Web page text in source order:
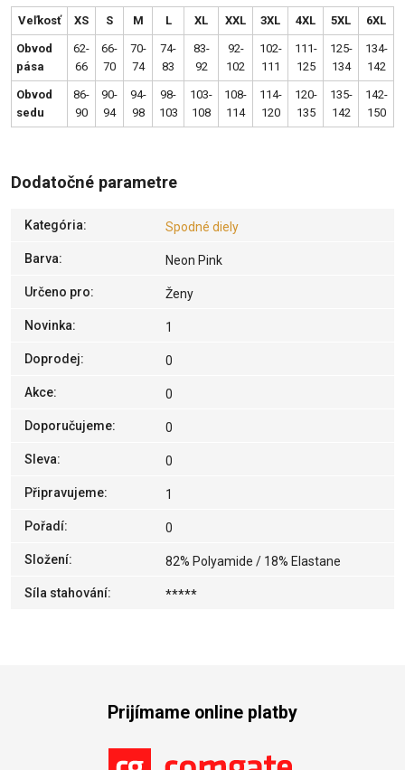
Veľkosť XS S M L XL XXL 3XL 4XL 5XL 6XL
Obvod
pása
62-
66
66-
70
70-
74
74-
83
83-
92
92-
102
102-
111
111-
125
125-
134
134-
142
Obvod
sedu
86-
90
90-
94
94-
98
98-
103
103-
108
108-
114
114-
120
120-
135
135-
142
142-
150
Dodatočné parametre
Kategória: Spodné diely
Barva: Neon Pink
Určeno pro: Ženy
Novinka: 1
Doprodej: 0
Akce: 0
Doporučujeme: 0
Sleva: 0
Připravujeme: 1
Pořadí: 0
Složení: 82% Polyamide / 18% Elastane
Síla stahování: *****
Prijímame online platby